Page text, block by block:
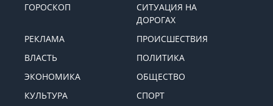
ГОРОСКОП
СИТУАЦИЯ НА
ДОРОГАХ
РЕКЛАМА
ПРОИСШЕСТВИЯ
ВЛАСТЬ
ПОЛИТИКА
ЭКОНОМИКА
ОБЩЕСТВО
КУЛЬТУРА
СПОРТ